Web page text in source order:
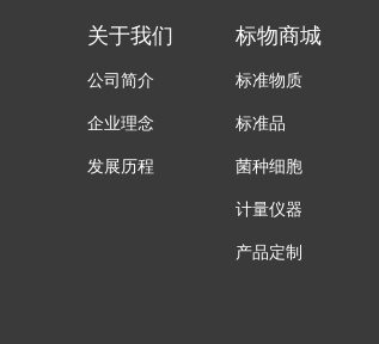
关于我们
公司简介
企业理念
发展历程
标物商城
标准物质
标准品
菌种细胞
计量仪器
产品定制